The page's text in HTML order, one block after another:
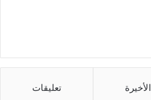
الأخيرة تعليقات